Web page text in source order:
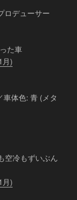
ロデューサー
た車
月)
体色: 青 (メタ
空冷もずいぶん
月)